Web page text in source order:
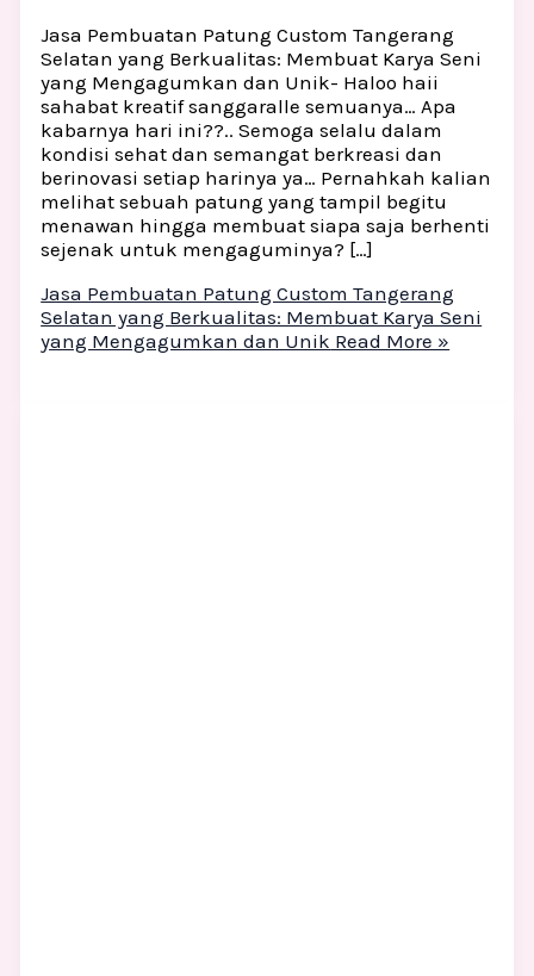
Jasa Pembuatan Patung Custom Tangerang
Selatan yang Berkualitas: Membuat Karya Seni
yang Mengagumkan dan Unik- Haloo haii
sahabat kreatif sanggaralle semuanya… Apa
kabarnya hari ini??.. Semoga selalu dalam
kondisi sehat dan semangat berkreasi dan
berinovasi setiap harinya ya… Pernahkah kalian
melihat sebuah patung yang tampil begitu
menawan hingga membuat siapa saja berhenti
sejenak untuk mengaguminya? […]
Jasa Pembuatan Patung Custom Tangerang
Selatan yang Berkualitas: Membuat Karya Seni
yang Mengagumkan dan Unik Read More »